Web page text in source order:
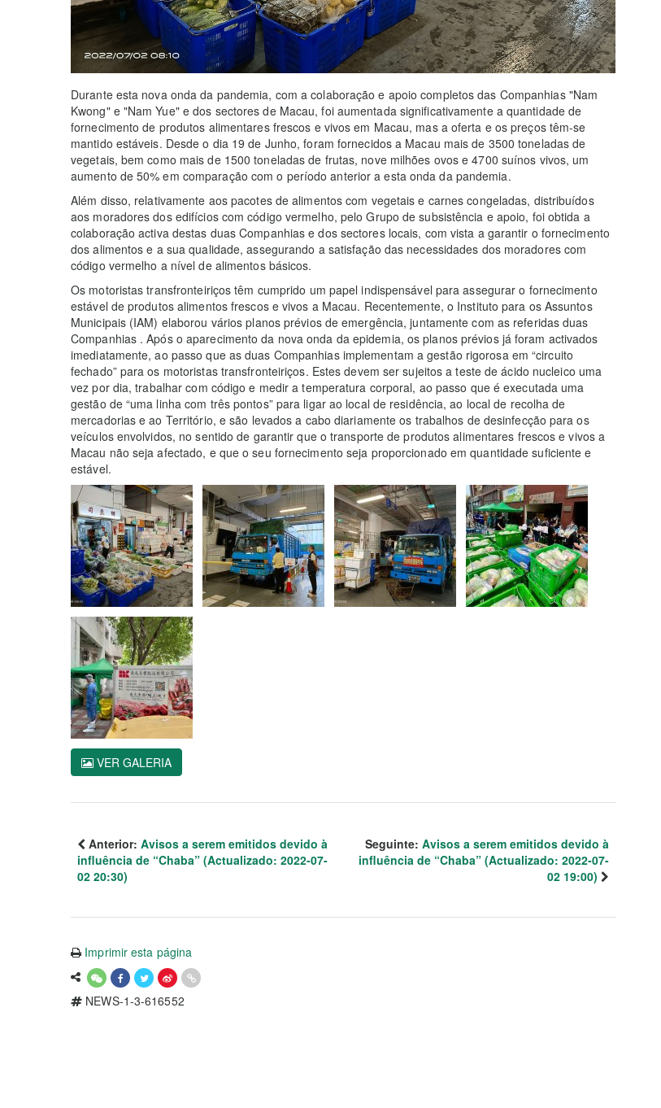
Durante esta nova onda da pandemia, com a colaboração e apoio completos das Companhias "Nam
Kwong" e "Nam Yue" e dos sectores de Macau, foi aumentada significativamente a quantidade de
fornecimento de produtos alimentares frescos e vivos em Macau, mas a oferta e os preços têm-se
mantido estáveis. Desde o dia 19 de Junho, foram fornecidos a Macau mais de 3500 toneladas de
vegetais, bem como mais de 1500 toneladas de frutas, nove milhões ovos e 4700 suínos vivos, um
aumento de 50% em comparação com o período anterior a esta onda da pandemia.
Além disso, relativamente aos pacotes de alimentos com vegetais e carnes congeladas, distribuídos
aos moradores dos edifícios com código vermelho, pelo Grupo de subsistência e apoio, foi obtida a
colaboração activa destas duas Companhias e dos sectores locais, com vista a garantir o fornecimento
dos alimentos e a sua qualidade, assegurando a satisfação das necessidades dos moradores com
código vermelho a nível de alimentos básicos.
Os motoristas transfronteiriços têm cumprido um papel indispensável para assegurar o fornecimento
estável de produtos alimentos frescos e vivos a Macau. Recentemente, o Instituto para os Assuntos
Municipais (IAM) elaborou vários planos prévios de emergência, juntamente com as referidas duas
Companhias . Após o aparecimento da nova onda da epidemia, os planos prévios já foram activados
imediatamente, ao passo que as duas Companhias implementam a gestão rigorosa em “circuito
fechado” para os motoristas transfronteiriços. Estes devem ser sujeitos a teste de ácido nucleico uma
vez por dia, trabalhar com código e medir a temperatura corporal, ao passo que é executada uma
gestão de “uma linha com três pontos” para ligar ao local de residência, ao local de recolha de
mercadorias e ao Território, e são levados a cabo diariamente os trabalhos de desinfecção para os
veículos envolvidos, no sentido de garantir que o transporte de produtos alimentares frescos e vivos a
Macau não seja afectado, e que o seu fornecimento seja proporcionado em quantidade suficiente e
estável.
VER GALERIA
Anterior: Avisos a serem emitidos devido à
influência de “Chaba” (Actualizado: 2022-07-
02 20:30)
Seguinte: Avisos a serem emitidos devido à
influência de “Chaba” (Actualizado: 2022-07-
02 19:00)
Imprimir esta página
NEWS-1-3-616552